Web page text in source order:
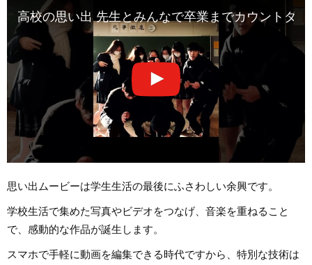
高校の思い出 先生とみんなで卒業までカウントダ
思い出ムービーは学生生活の最後にふさわしい余興です。
学校生活で集めた写真やビデオをつなげ、音楽を重ねること
で、感動的な作品が誕生します。
スマホで手軽に動画を編集できる時代ですから、特別な技術は